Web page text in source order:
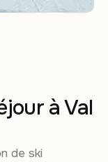
à Val
de ski